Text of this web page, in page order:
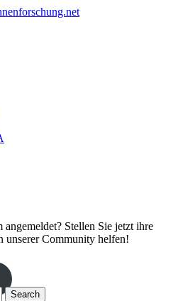
Stellen Sie jetzt ihre
unserer Community helfen!
Search